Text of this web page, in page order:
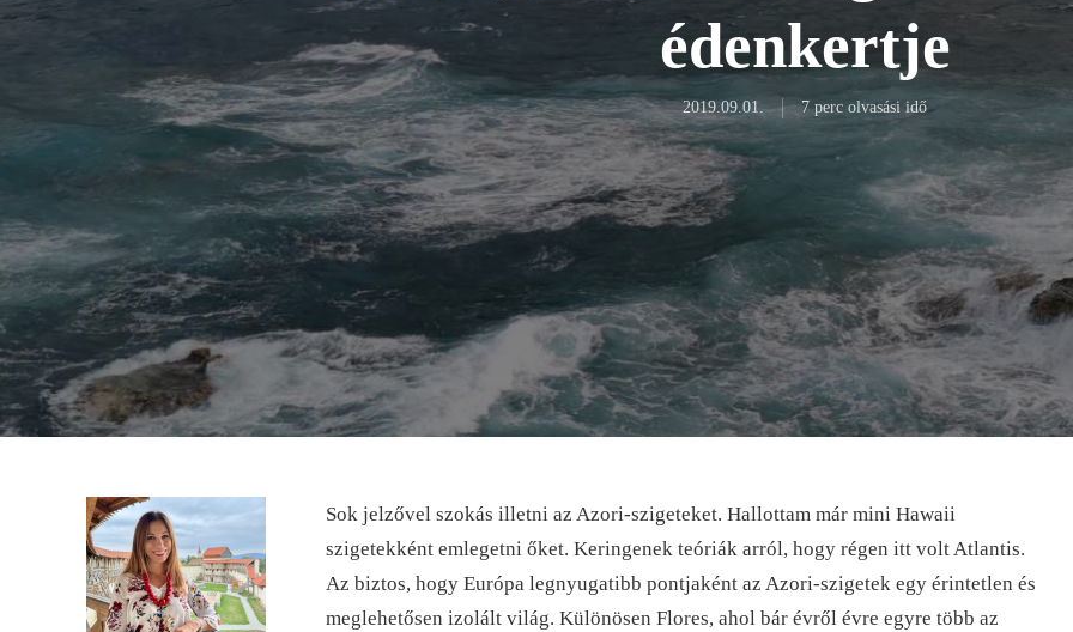
édenkertje
2019.09.01. 7 perc olvasási idő
Sok jelzővel szokás illetni az Azori-szigeteket. Hallottam már mini Hawaii
szigetekként emlegetni őket. Keringenek teóriák arról, hogy régen itt volt Atlantis.
Az biztos, hogy Európa legnyugatibb pontjaként az Azori-szigetek egy érintetlen és
meglehetősen izolált világ. Különösen Flores, ahol bár évről évre egyre több az